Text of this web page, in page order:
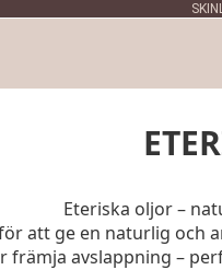
Eteriska oljor –
att ge en naturlig och
främja avslappning –